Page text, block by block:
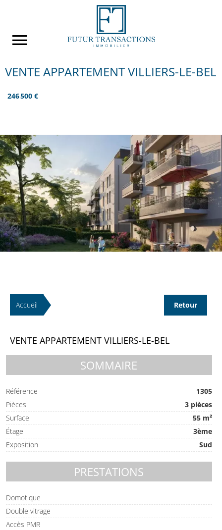
VENTE APPARTEMENT VILLIERS-LE-BEL
246 500 €
Accueil Retour
VENTE APPARTEMENT VILLIERS-LE-BEL
SOMMAIRE
Référence
1305
Pièces
3 pièces
Surface
55 m²
Étage
3ème
Exposition
Sud
PRESTATIONS
Domotique
Double vitrage
Accès PMR